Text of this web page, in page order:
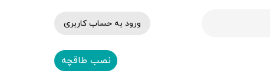
ورود به حساب کاربری
نصب طاقچه